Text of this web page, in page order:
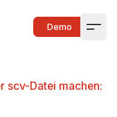
Demo
scv-Datei machen: